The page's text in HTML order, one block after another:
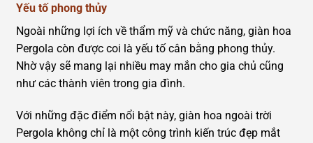
Yếu tố phong thủy
Ngoài những lợi ích về thẩm mỹ và chức năng, giàn hoa
Pergola còn được coi là yếu tố cân bằng phong thủy.
Nhờ vậy sẽ mang lại nhiều may mắn cho gia chủ cũng
như các thành viên trong gia đình.
Với những đặc điểm nổi bật này, giàn hoa ngoài trời
Pergola không chỉ là một công trình kiến trúc đẹp mắt